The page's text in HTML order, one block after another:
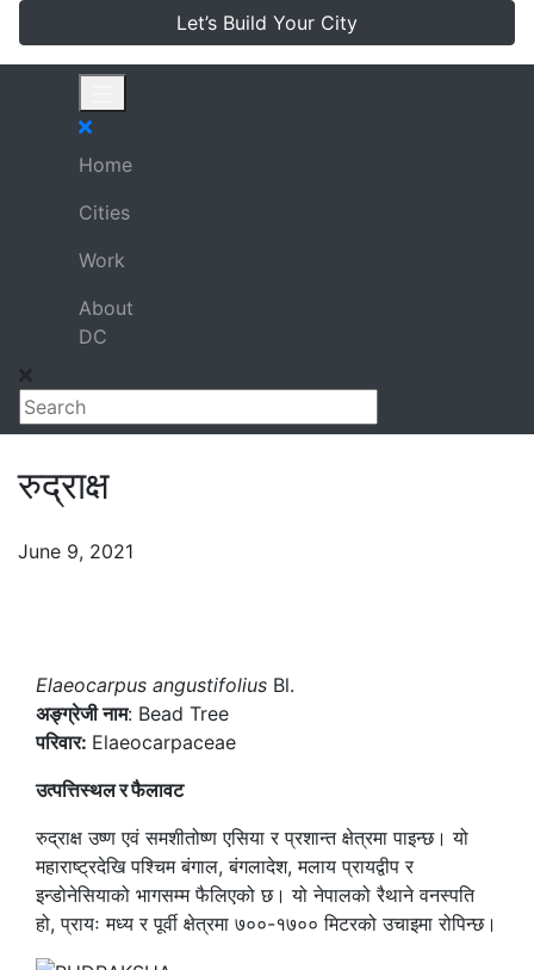
Let’s Build Your City
Home
Cities
Work
About
DC
रुद्राक्ष
June 9, 2021
Elaeocarpus angustifolius Bl.
अङ्ग्रेजी नाम: Bead Tree
परिवार: Elaeocarpaceae
उत्पत्तिस्थल र फैलावट
रुद्राक्ष उष्ण एवं समशीतोष्ण एसिया र प्रशान्त क्षेत्रमा पाइन्छ। यो
महाराष्ट्रदेखि पश्चिम बंगाल, बंगलादेश, मलाय प्रायद्वीप र
इन्डोनेसियाको भागसम्म फैलिएको छ। यो नेपालको रैथाने वनस्पति
हो, प्रायः मध्य र पूर्वी क्षेत्रमा ७००-१७०० मिटरको उचाइमा रोपिन्छ।